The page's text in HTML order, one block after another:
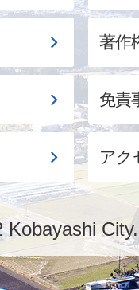
著作
免責
アク
Kobayashi